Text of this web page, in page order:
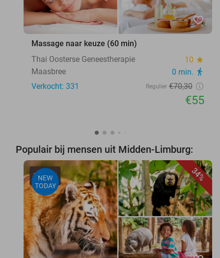
favorite_border
Massage naar keuze (60 min)
Thai Oosterse Geneestherapie
10 star
Maasbree 0 min. directions_walk
Verkocht: 331 Regulier €70,30
€55
Populair bij mensen uit Midden-Limburg:
34%
NEW
TODAY